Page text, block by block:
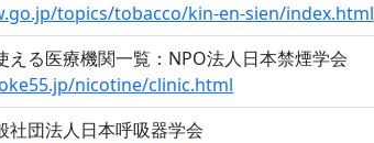
topics/tobacco/kin-en-sien/index.html
える医療機関一覧：NPO法人日本禁煙学会
nicotine/clinic.html
社団法人日本呼吸器学会